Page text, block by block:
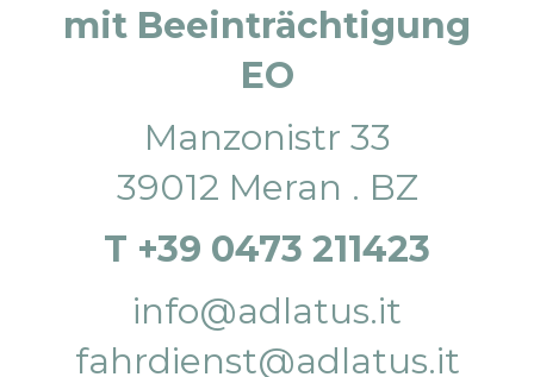
mit Beeinträchtigung
EO
Manzonistr 33
39012 Meran . BZ
T +39 0473 211423
info@adlatus.it
fahrdienst@adlatus.it